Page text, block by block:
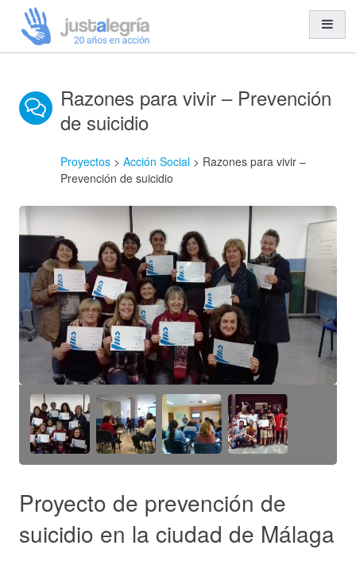
Misión y Visión
Organización y Equipo
Entidades Solidarias
Trabajo en Red
Cooperación al Desarrollo
Ayuda Humanitaria
Acción Social
Educación para el Desarrollo
Hazte socio
Entidades solidarias
Donación
Actualidad
Razones para vivir – Prevención
de suicidio
Proyectos > Acción Social > Razones para vivir –
Prevención de suicidio
Proyecto de prevención de
suicidio en la ciudad de Málaga